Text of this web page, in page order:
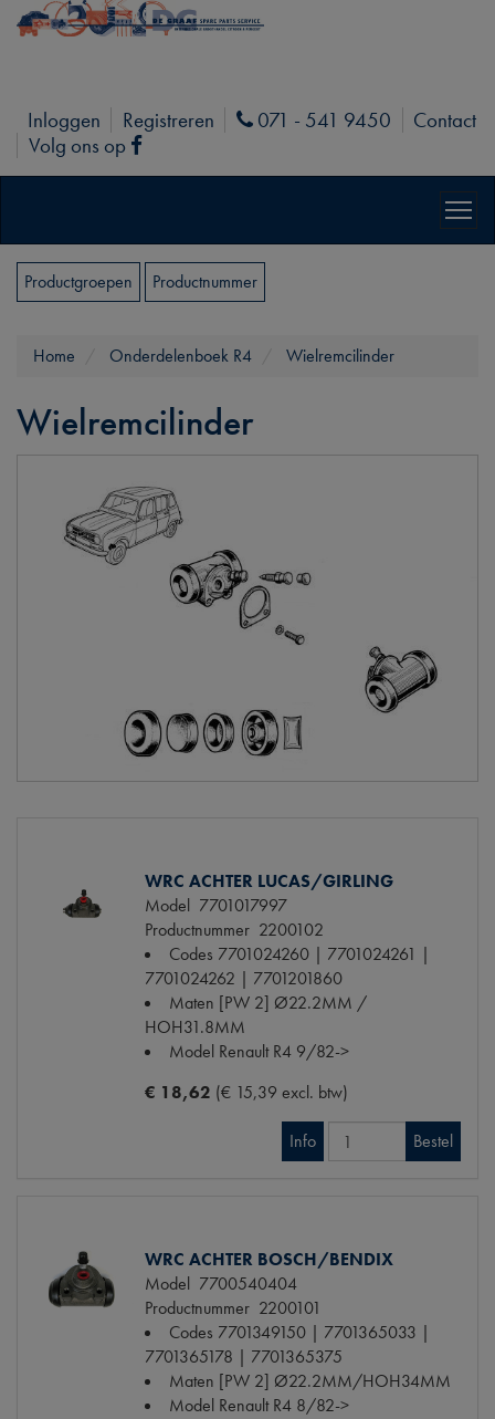
Inloggen Registreren Phone
071 - 541 9450
Contact
Volg ons op
Facebook
Productgroepen Productnummer
Home Onderdelenboek R4 Wielremcilinder
Wielremcilinder
WRC ACHTER LUCAS/GIRLING
Model 7701017997
Productnummer 2200102
Codes 7701024260 | 7701024261 |
7701024262 | 7701201860
Maten [PW 2] Ø22.2MM /
HOH31.8MM
Model Renault R4 9/82->
€ 18,62 (€ 15,39 excl. btw)
Info Bestel
WRC ACHTER BOSCH/BENDIX
Model 7700540404
Productnummer 2200101
Codes 7701349150 | 7701365033 |
7701365178 | 7701365375
Maten [PW 2] Ø22.2MM/HOH34MM
Model Renault R4 8/82->